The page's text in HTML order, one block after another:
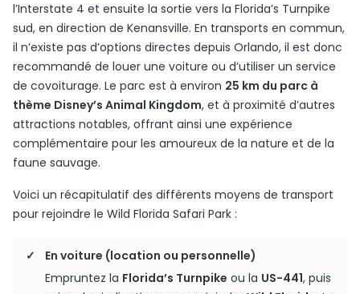
l’Interstate 4 et ensuite la sortie vers la Florida’s Turnpike
sud, en direction de Kenansville. En transports en commun,
il n’existe pas d’options directes depuis Orlando, il est donc
recommandé de louer une voiture ou d’utiliser un service
de covoiturage. Le parc est à environ 25 km du parc à
thème Disney’s Animal Kingdom, et à proximité d’autres
attractions notables, offrant ainsi une expérience
complémentaire pour les amoureux de la nature et de la
faune sauvage.
Voici un récapitulatif des différents moyens de transport
pour rejoindre le Wild Florida Safari Park :
En voiture (location ou personnelle)
Empruntez la Florida’s Turnpike ou la US-441, puis